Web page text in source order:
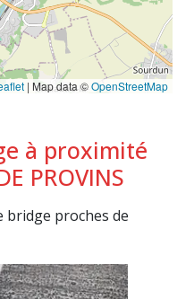
| Map data ©OpenStreetMap
à proximité
PROVINS
bridge proches de